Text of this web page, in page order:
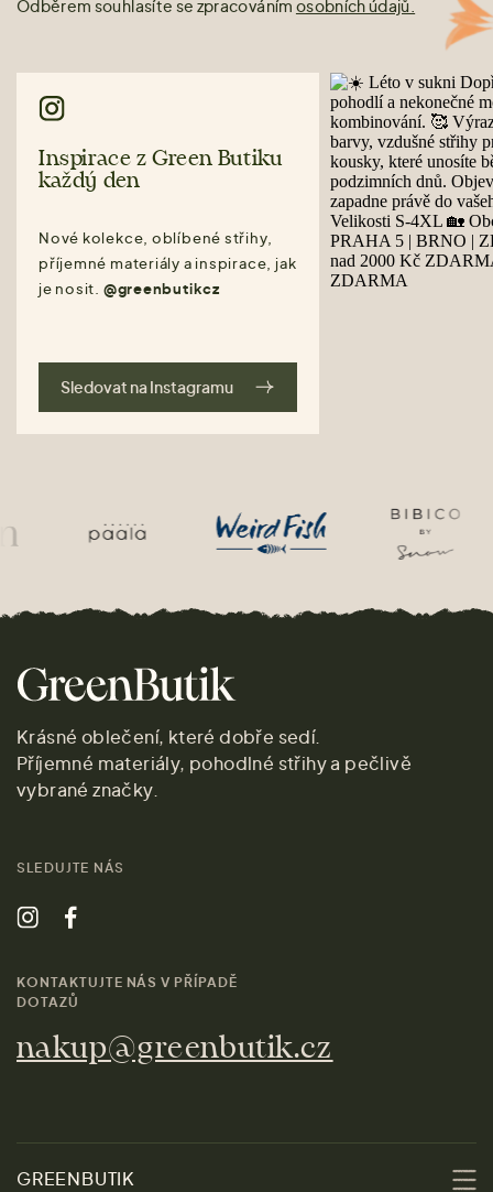
Odběrem souhlasíte se zpracováním osobních údajů.
Inspirace z Green Butiku
každý den
Nové kolekce, oblíbené střihy,
příjemné materiály a inspirace, jak
je nosit. @greenbutikcz
Sledovat na Instagramu
Krásné oblečení, které dobře sedí.
Příjemné materiály, pohodlné střihy a pečlivě
vybrané značky.
SLEDUJTE NÁS
KONTAKTUJTE NÁS V PŘÍPADĚ
DOTAZŮ
nakup@greenbutik.cz
GREENBUTIK